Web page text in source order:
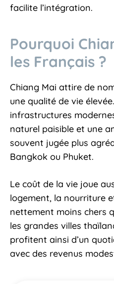
facilite l’intégration.
Pourquoi
les Français ?
Chiang Mai attire de
une qualité de vie
infrastructures
naturel paisible et une
souvent jugée plus
Bangkok ou Phuket.
Le coût de la vie joue
logement, la nourriture
nettement moins chers
les grandes villes
profitent ainsi d’un
avec des revenus